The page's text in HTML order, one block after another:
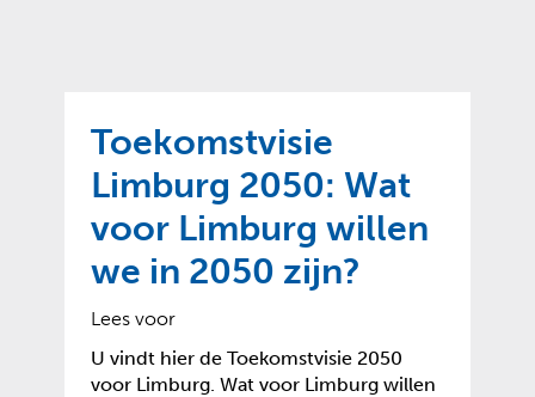
e
Toekomstvisie
Limburg 2050: Wat
voor Limburg willen
we in 2050 zijn?
Lees voor
U vindt hier de Toekomstvisie 2050
voor Limburg. Wat voor Limburg willen